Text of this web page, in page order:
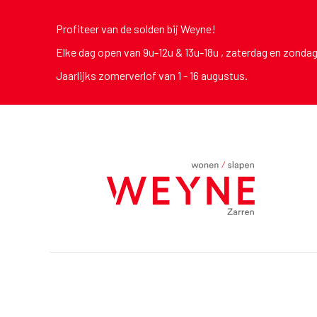
Profiteer van de solden bij Weyne!
Elke dag open van 9u-12u & 13u-18u , zaterdag en
Jaarlijks zomerverlof van 1 - 16 augustus.